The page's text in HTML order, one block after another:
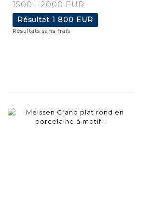
1500 - 2000 EUR
Résultat 1 800 EUR
Résultats sans frais